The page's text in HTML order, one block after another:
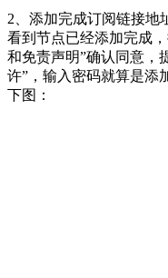
2、添加完成订阅链接地
看到节点已经添加完成
和免责声明”确认同意，
许”，输入密码就算是添
下图：